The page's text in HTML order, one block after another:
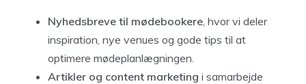
Nyhedsbreve til mødebookere, hvor vi deler
inspiration, nye venues og gode tips til at
optimere mødeplanlægningen.
Artikler og content marketing i samarbejde